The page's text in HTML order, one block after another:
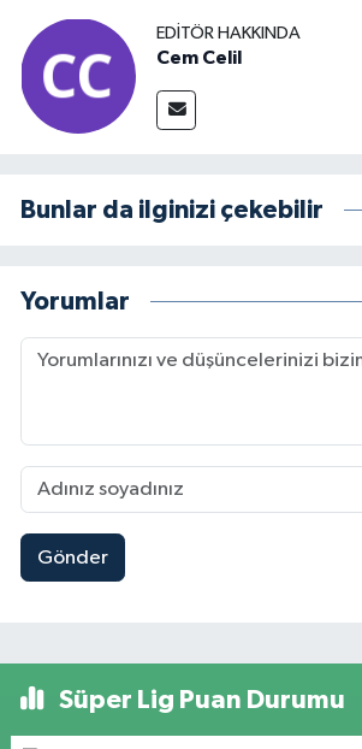
EDITÖR HAKKINDA
Cem Celil
Bunlar da ilginizi çekebilir
Yorumlar
Gönder
Süper Lig Puan Durumu